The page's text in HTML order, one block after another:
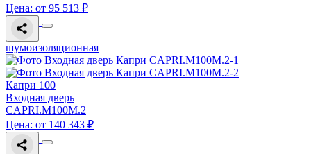
Цена: от 95 513 ₽
шумоизоляционная
Капри 100
Входная дверь
CAPRI.M100M.2
Цена: от 140 343 ₽